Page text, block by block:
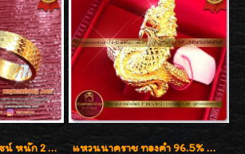
แหวนทองคำ งานดีไซน์ หนัก 2 สลึง เงาวิ้บวั้บ แหวนนาคราช ทองคำ 96.5% น้ำหนัก 1 บาท (15.2g)